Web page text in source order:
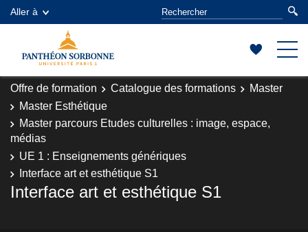
Aller à
Offre de formation Catalogue des formations
Master
Master Esthétique
Master parcours Etudes culturelles : image, espace,
médias
UE 1 : Enseignements génériques
Interface art et esthétique S1
Interface art et esthétique S1